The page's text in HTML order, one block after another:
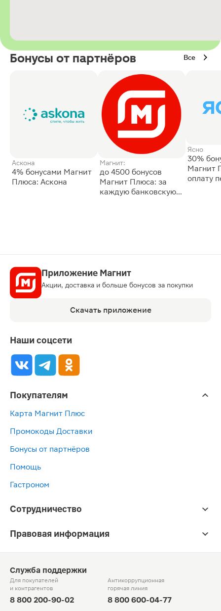
Бонусы от партнёров Все
Аскона
4% бонусами Магнит
Плюса: Аскона
Магнит:
до 4500 бонусов
Магнит Плюса: за
каждую банковскую
Ясно
30%
Магнит
оплату
Приложение Магнит
Акции, доставка и больше бонусов за покупки
Скачать приложение
Наши соцсети
Покупателям
Карта Магнит Плюс
Промокоды Доставки
Бонусы от партнёров
Помощь
Гастроном
Сотрудничество
Правовая информация
Служба поддержки
Для покупателей
и контрагентов
8 800 200-90-02
Антикоррупционная
горячая линия
8 800 600-04-77